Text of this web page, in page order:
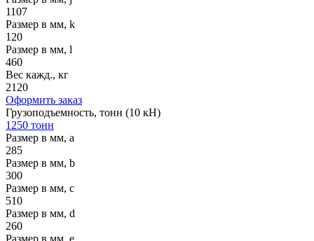
1107
Размер в мм, k
120
Размер в мм, l
460
Вес кажд., кг
2120
Оформить заказ
Грузоподъемность, тонн (10 кН)
1250 тонн
Размер в мм, a
285
Размер в мм, b
300
Размер в мм, c
510
Размер в мм, d
260
Размер в мм, e